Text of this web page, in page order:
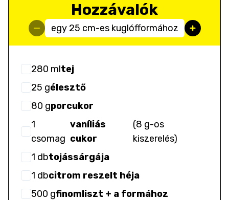
Hozzávalók
egy 25 cm-es kuglófformához
280 mltej
25 gélesztő
80 gporcukor
1
csomag
vaníliás
cukor
(8 g-os
kiszerelés)
1 dbtojássárgája
1 dbcitrom reszelt héja
500 gfinomliszt + a formához